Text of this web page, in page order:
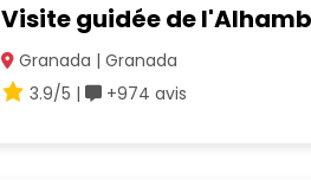
Visite guidée de
Granada | Granada
3.9/5 |
+974 avis